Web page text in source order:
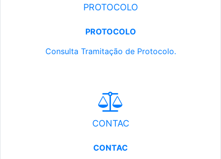
PROTOCOLO
PROTOCOLO
Consulta Tramitação de Protocolo.
CONTAC
CONTAC